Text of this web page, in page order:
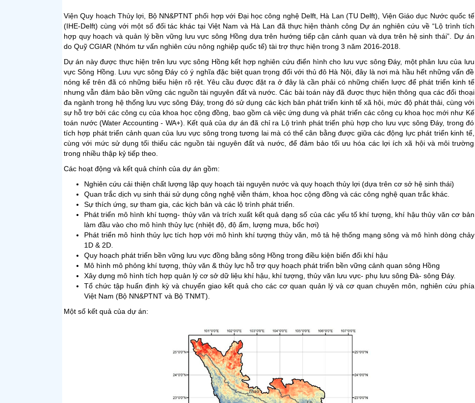
Viện Quy hoạch Thủy lợi, Bộ NN&PTNT phối hợp với Đại học công nghệ Delft, Hà Lan (TU Delft), Viện Giáo dục Nước quốc tế
(IHE-Delft) cùng với một số đối tác khác tại Việt Nam và Hà Lan đã thực hiện thành công Dự án nghiên cứu về “Lộ trình tích
hợp quy hoạch và quản lý bền vững lưu vực sông Hồng dựa trên hướng tiếp cận cảnh quan và dựa trên hệ sinh thái”. Dự án
do Quỹ CGIAR (Nhóm tư vấn nghiên cứu nông nghiệp quốc tế) tài trợ thực hiện trong 3 năm 2016-2018.
Dự án này được thực hiện trên lưu vực sông Hồng kết hợp nghiên cứu điển hình cho lưu vực sông Đáy, một phân lưu của lưu
vực Sông Hồng. Lưu vực sông Đáy có ý nghĩa đặc biệt quan trọng đối với thủ đô Hà Nội, đây là nơi mà hầu hết những vấn đề
nóng kể trên đã có những biểu hiện rõ rệt. Yêu cầu được đặt ra ở đây là cần phải có những chiến lược để phát triển kinh tế
nhưng vẫn đảm bảo bền vững các nguồn tài nguyên đất và nước. Các bài toán này đã được thực hiện thông qua các đối thoại
đa ngành trong hệ thống lưu vực sông Đáy, trong đó sử dụng các kịch bản phát triển kinh tế xã hội, mức độ phát thải, cùng với
sự hỗ trợ bởi các công cụ của khoa học cộng đồng, bao gồm cả việc ứng dung và phát triển các công cụ khoa học mới như Kế
toán nước (Water Accounting - WA+). Kết quả của dự án đã chỉ ra Lộ trình phát triển phù hợp cho lưu vực sông Đáy, trong đó
tích hợp phát triển cảnh quan của lưu vực sông trong tương lai mà có thể cân bằng được giữa các động lực phát triển kinh tế,
cùng với mức sử dụng tối thiểu các nguồn tài nguyên đất và nước, để đảm bảo tối ưu hóa các lợi ích xã hội và môi trường
trong nhiều thập kỷ tiếp theo.
Các hoạt động và kết quả chính của dự án gồm:
Nghiên cứu cải thiện chất lượng lập quy hoạch tài nguyên nước và quy hoạch thủy lợi (dựa trên cơ sở hệ sinh thái)
Quan trắc dịch vụ sinh thái sử dụng công nghệ viễn thám, khoa học cộng đồng và các công nghệ quan trắc khác.
Sự thích ứng, sự tham gia, các kịch bản và các lộ trình phát triển.
Phát triển mô hình khí tuợng- thủy văn và trích xuất kết quả dạng số của các yếu tố khí tượng, khí hậu thủy văn cơ bản
làm đầu vào cho mô hình thủy lực (nhiệt độ, độ ẩm, lượng mưa, bốc hơi)
Phát triển mô hình thủy lực tích hợp với mô hình khí tượng thủy văn, mô tả hệ thống mạng sông và mô hình dòng chảy
1D & 2D.
Quy hoạch phát triển bền vững lưu vực đồng bằng sông Hồng trong điều kiện biến đổi khí hậu
Mô hình mô phỏng khí tượng, thủy văn & thủy lực hỗ trợ quy hoạch phát triển bền vững cảnh quan sông Hồng
Xây dựng mô hình tích hợp quản lý cơ sở dữ liệu khí hậu, khí tượng, thủy văn lưu vực- phụ lưu sông Đà- sông Đáy.
Tổ chức tập huấn định kỳ và chuyển giao kết quả cho các cơ quan quản lý và cơ quan chuyên môn, nghiên cứu phía
Việt Nam (Bộ NN&PTNT và Bộ TNMT).
Một số kết quả của dự án: